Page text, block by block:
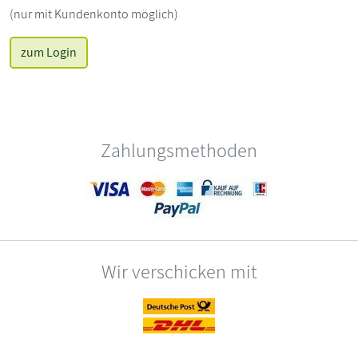
(nur mit Kundenkonto möglich)
zum Login
Zahlungsmethoden
Wir verschicken mit